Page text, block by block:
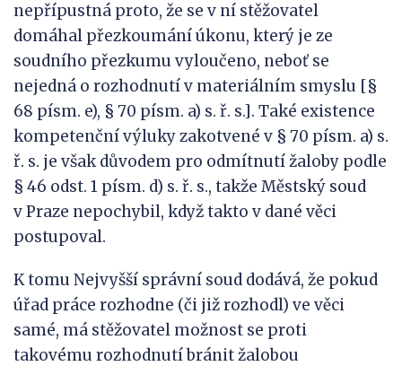
nepřípustná proto, že se v ní stěžovatel
domáhal přezkoumání úkonu, který je ze
soudního přezkumu vyloučeno, neboť se
nejedná o rozhodnutí v materiálním smyslu [§
68 písm. e), § 70 písm. a) s. ř. s.]. Také existence
kompetenční výluky zakotvené v § 70 písm. a) s.
ř. s. je však důvodem pro odmítnutí žaloby podle
§ 46 odst. 1 písm. d) s. ř. s., takže Městský soud
v Praze nepochybil, když takto v dané věci
postupoval.
K tomu Nejvyšší správní soud dodává, že pokud
úřad práce rozhodne (či již rozhodl) ve věci
samé, má stěžovatel možnost se proti
takovému rozhodnutí bránit žalobou